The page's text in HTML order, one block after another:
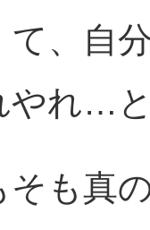
て、自
やれ…
そも真